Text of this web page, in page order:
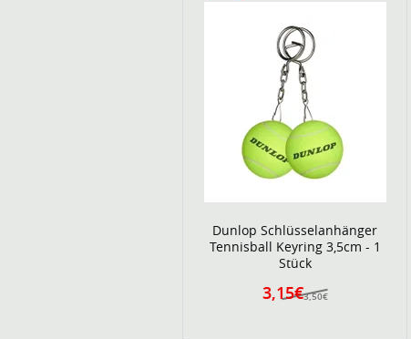
Dunlop Schlüsselanhänger
Tennisball Keyring 3,5cm - 1
Stück
3,50€
3,15€